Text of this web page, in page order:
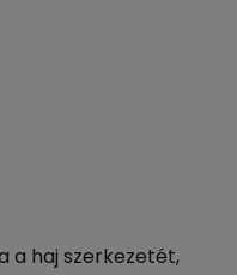
a haj szerkezetét,